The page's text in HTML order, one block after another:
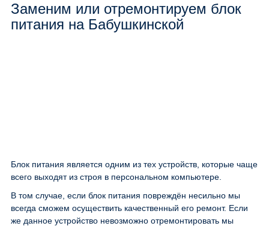
Заменим или отремонтируем блок
питания на Бабушкинской
Блок питания является одним из тех устройств, которые чаще
всего выходят из строя в персональном компьютере.
В том случае, если блок питания повреждён несильно мы
всегда сможем осуществить качественный его ремонт. Если
же данное устройство невозможно отремонтировать мы